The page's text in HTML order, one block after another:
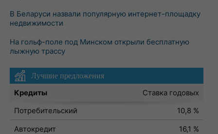
В Беларуси назвали популярную интернет-площадку
недвижимости
На гольф-поле под Минском открыли бесплатную
лыжную трассу
Лучшие предложения
Кредиты
Ставка годовых
Потребительский
10,8 %
Автокредит
16,1 %